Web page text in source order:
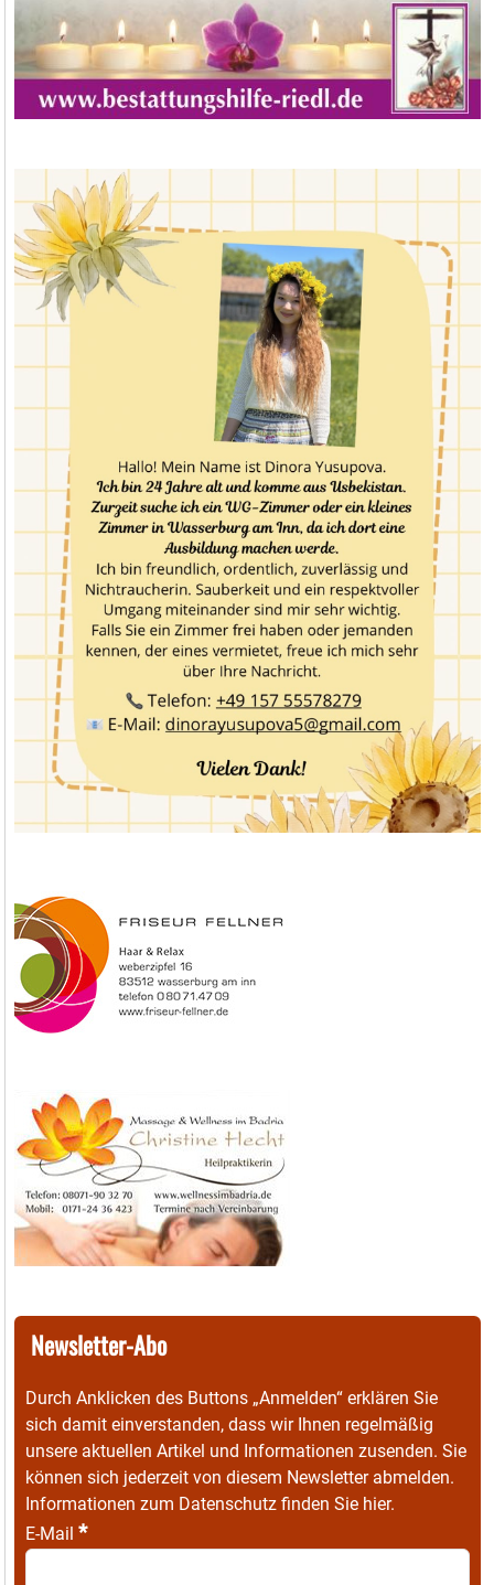
Newsletter-Abo
Durch Anklicken des Buttons „Anmelden“ erklären Sie
sich damit einverstanden, dass wir Ihnen regelmäßig
unsere aktuellen Artikel und Informationen zusenden. Sie
können sich jederzeit von diesem Newsletter abmelden.
Informationen zum Datenschutz finden Sie hier.
E-Mail *